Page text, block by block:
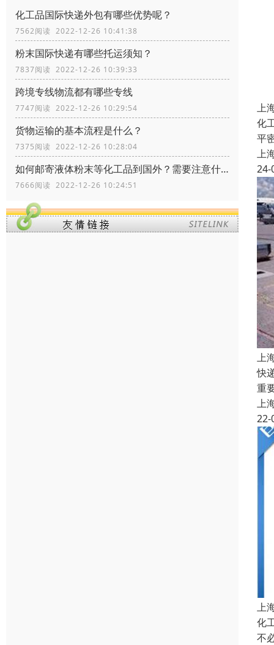
化工品国际快递外包有哪些优势呢？
7562阅读 2022-12-26 10:41:38
粉末国际快递有哪些托运须知？
7837阅读 2022-12-26 10:39:33
跨境专线物流都有哪些专线
7747阅读 2022-12-26 10:29:54
货物运输的基本流程是什么？
7375阅读 2022-12-26 10:28:04
如何邮寄液体粉末等化工品到国外？需要注意什么？
7666阅读 2022-12-26 10:24:51
上
化
平
上
24-
上
快
重
上
22-
上
化
不